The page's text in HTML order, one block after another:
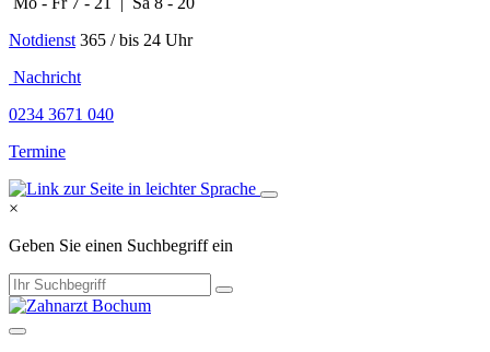
Notdienst 365 / bis 24 Uhr
​​​ Nachricht
0234 3671 040
Termine
×
Geben Sie einen Suchbegriff ein